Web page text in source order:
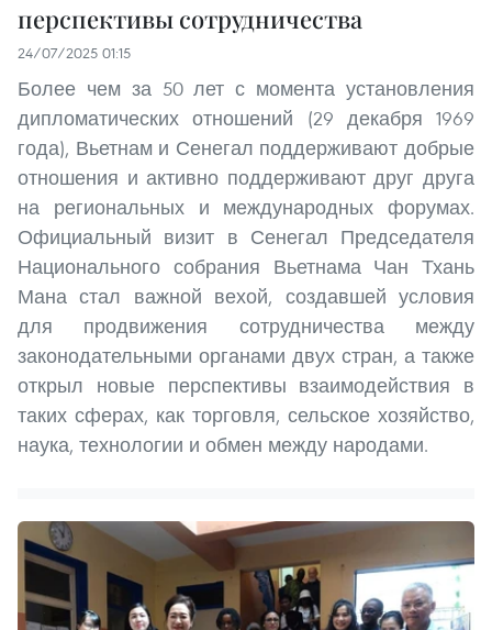
перспективы сотрудничества
24/07/2025 01:15
Более чем за 50 лет с момента установления
дипломатических отношений (29 декабря 1969
года), Вьетнам и Сенегал поддерживают добрые
отношения и активно поддерживают друг друга
на региональных и международных форумах.
Официальный визит в Сенегал Председателя
Национального собрания Вьетнама Чан Тхань
Мана стал важной вехой, создавшей условия
для продвижения сотрудничества между
законодательными органами двух стран, а также
открыл новые перспективы взаимодействия в
таких сферах, как торговля, сельское хозяйство,
наука, технологии и обмен между народами.